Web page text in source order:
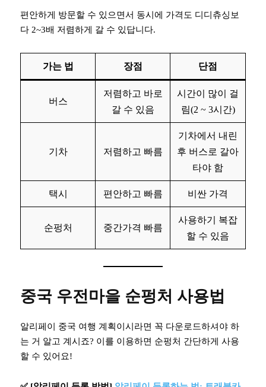
편안하게 방문할 수 있으면서 동시에 가격도 디디츄싱보
다 2~3배 저렴하게 갈 수 있답니다.
가는 법 장점 단점
버스
저렴하고 바로
갈 수 있음
시간이 많이 걸
림(2 ~ 3시간)
기차 저렴하고 빠름
기차에서 내린
후 버스로 갈아
타야 함
택시 편안하고 빠름 비싼 가격
순펑처 중간가격 빠름
사용하기 복잡
할 수 있음
중국 우전마을 순펑처 사용법
알리페이 중국 여행 계획이시라면 꼭 다운로드하셔야 하
는 거 알고 계시죠? 이를 이용하면 순펑처 간단하게 사용
할 수 있어요!